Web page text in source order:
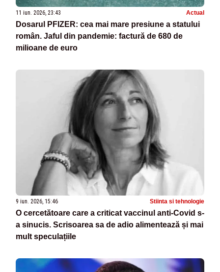
11 iun. 2026, 23:43 Actual
Dosarul PFIZER: cea mai mare presiune a statului
român. Jaful din pandemie: factură de 680 de
milioane de euro
9 iun. 2026, 15:46 Stiinta si tehnologie
O cercetătoare care a criticat vaccinul anti-Covid s-
a sinucis. Scrisoarea sa de adio alimentează și mai
mult speculațiile